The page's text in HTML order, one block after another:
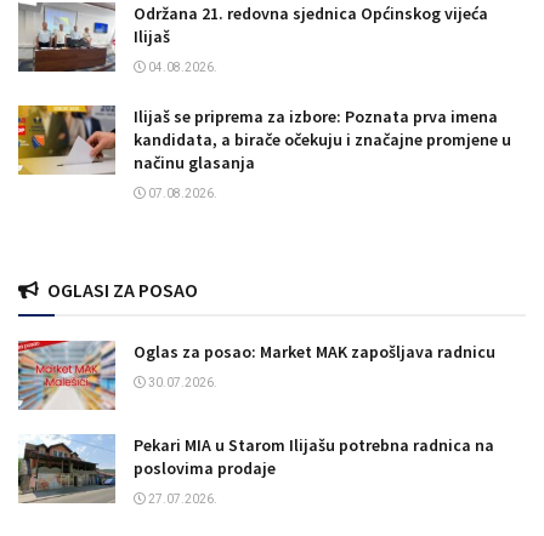
Održana 21. redovna sjednica Općinskog vijeća
Ilijaš
04.08.2026.
Ilijaš se priprema za izbore: Poznata prva imena
kandidata, a birače očekuju i značajne promjene u
načinu glasanja
07.08.2026.
OGLASI ZA POSAO
Oglas za posao: Market MAK zapošljava radnicu
30.07.2026.
Pekari MIA u Starom Ilijašu potrebna radnica na
poslovima prodaje
27.07.2026.